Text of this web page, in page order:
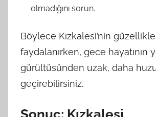
olmadığını sorun.
Böylece Kızkalesi’nin
faydalanırken, gece hayatının
gürültüsünden uzak, daha
geçirebilirsiniz.
Sonuç: Kızkalesi